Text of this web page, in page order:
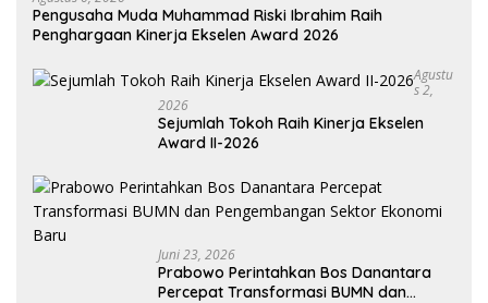
Pengusaha Muda Muhammad Riski Ibrahim Raih
Penghargaan Kinerja Ekselen Award 2026
Agustu
S 2,
2026
Sejumlah Tokoh Raih Kinerja Ekselen
Award II-2026
Juni 23, 2026
Prabowo Perintahkan Bos Danantara
Percepat Transformasi BUMN dan